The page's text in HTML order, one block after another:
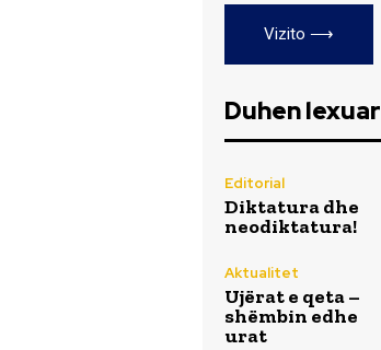
Vizito ⟶
Duhen lexuar
Editorial
Diktatura dhe
neodiktatura!
Aktualitet
Ujërat e qeta –
shëmbin edhe
urat